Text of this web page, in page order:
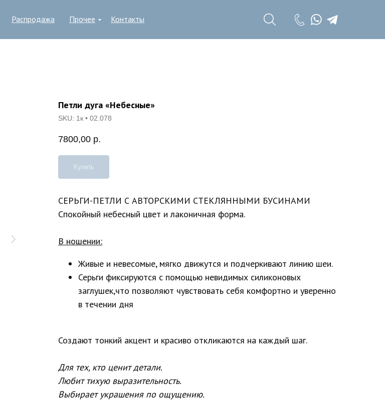
Контакты
Прочее
Распродажа
Петли дуга «Небесные»
SKU: 1к • 02.078
7800,00 р.
Купить
СЕРЬГИ-ПЕТЛИ С АВТОРСКИМИ СТЕКЛЯННЫМИ БУСИНАМИ
Спокойный небесный цвет и лаконичная форма.
В ношении:
Живые и невесомые, мягко движутся и подчеркивают линию шеи.
Серьги фиксируются с помощью невидимых силиконовых
заглушек,что позволяют чувствовать себя комфортно и уверенно
в течении дня
Создают тонкий акцент и красиво откликаются на каждый шаг.
Для тех, кто ценит детали.
Любит тихую выразительность.
Выбирает украшения по ощущению.